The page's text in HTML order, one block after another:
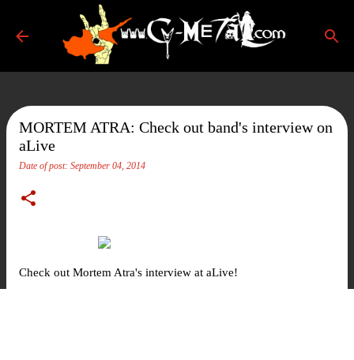
Skip to main content
MORTEM ATRA: Check out band's interview on
aLive
Date of post: September 04, 2014
Check out Mortem Atra's interview at aLive!